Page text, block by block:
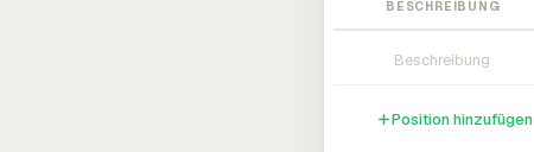
BESCHREIBUNG
Position hinzufügen